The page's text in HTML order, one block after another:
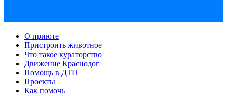
О приюте
Пристроить животное
Что такое кураторство
Движение Краснодог
Помощь в ДТП
Проекты
Как помочь